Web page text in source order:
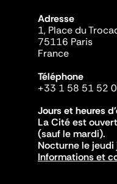
Adresse
1, Place du
75116 Paris
France
Téléphone
+33 1 58 51 52
Jours et heures
La Cité est
(sauf le mardi).
Nocturne le jeudi
Informations et